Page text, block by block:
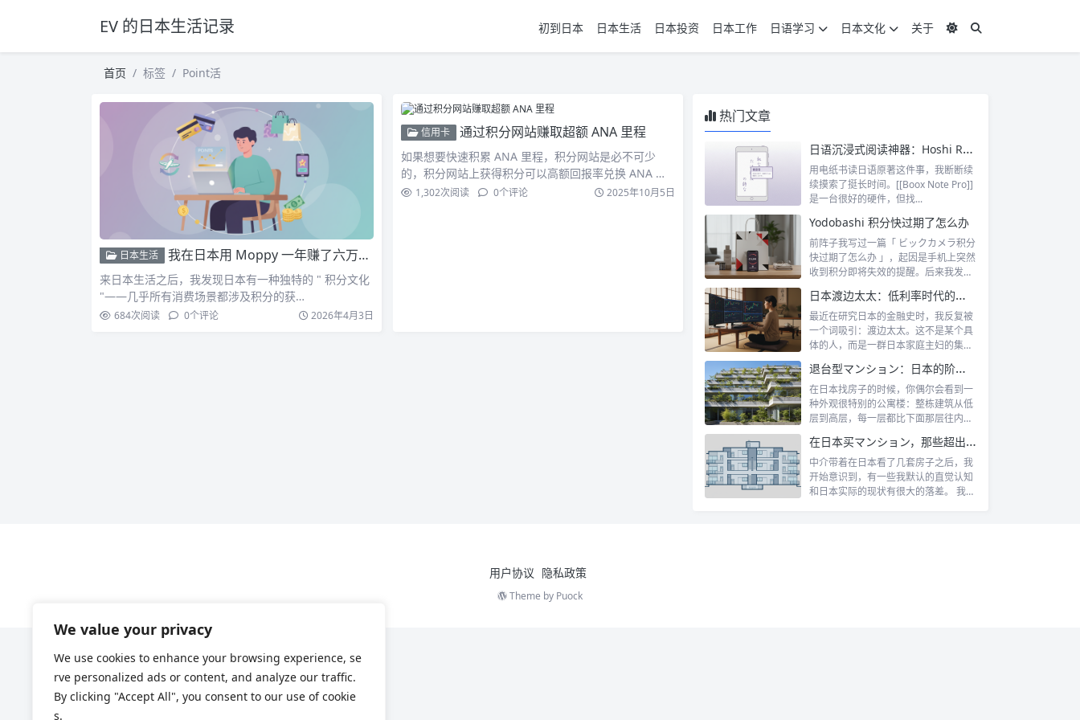
We value your privacy
We use cookies to enhance your browsing experience, se
rve personalized ads or content, and analyze our traffic.
By clicking "Accept All", you consent to our use of cookie
s.
EV 的日本生活记录 初到日本 日本生活 日本投资 日本工作 日语学习 日本文化 关于
首页 标签 Point活
日本生活 我在日本用 Moppy 一年赚了六万日元的经验分享
来日本生活之后，我发现日本有一种独特的 " 积分文化
"——几乎所有消费场景都涉及积分的获…
684次阅读 0个评论 2026年4月3日
信用卡 通过积分网站赚取超额 ANA 里程
如果想要快速积累 ANA 里程，积分网站是必不可少
的，积分网站上获得积分可以高额回报率兑换 ANA 里
程。在上…
1,302次阅读 0个评论 2025年10月5日
热门文章
日语沉浸式阅读神器：Hoshi Reader Android 与 Chimahon
用电纸书读日语原著这件事，我断断续
续摸索了挺长时间。[[Boox Note Pro]]
是一台很好的硬件，但找...
Yodobashi 积分快过期了怎么办
前阵子我写过一篇「 ビックカメラ积分
快过期了怎么办 」，起因是手机上突然
收到积分即将失效的提醒。后来我发
日本渡边太太：低利率时代的散户传奇
最近在研究日本的金融史时，我反复被
一个词吸引：渡边太太。这不是某个具
体的人，而是一群日本家庭主妇的集体
退台型マンション：日本的阶梯式露台公寓是什么
在日本找房子的时候，你偶尔会看到一
种外观很特别的公寓楼：整栋建筑从低
层到高层，每一层都比下面那层往内缩
在日本买マンション，那些超出认知的所有权规则
中介带着在日本看了几套房子之后，我
开始意识到，有一些我默认的直觉认知
和日本实际的现状有很大的落差。 我自
用户协议 隐私政策
Theme by Puock